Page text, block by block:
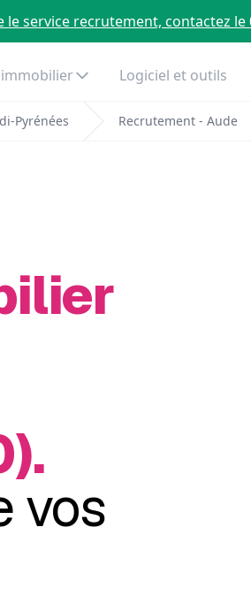
le service recrutement, contactez le
Logiciel et outils
Pyrénées Recrutement - Aude
vos